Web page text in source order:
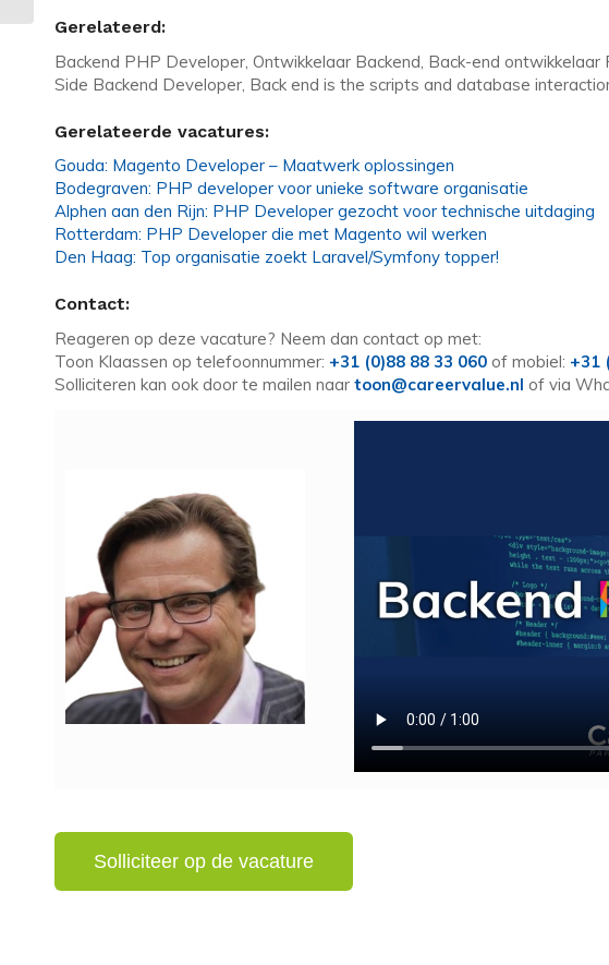
Gerelateerd:
Backend PHP Developer, Ontwikkelaar Backend, Back-end
Side Backend Developer, Back end is the scripts and database
Gerelateerde vacatures:
Gouda: Magento Developer – Maatwerk oplossingen
Bodegraven: PHP developer voor unieke software organisatie
Alphen aan den Rijn: PHP Developer gezocht voor technische uitdaging
Rotterdam: PHP Developer die met Magento wil werken
Den Haag: Top organisatie zoekt Laravel/Symfony topper!
Contact:
Reageren op deze vacature? Neem dan contact op met:
Toon Klaassen op telefoonnummer: +31 (0)88 88 33 060 of mobiel: +31
Solliciteren kan ook door te mailen naar toon@careervalue.nl of via